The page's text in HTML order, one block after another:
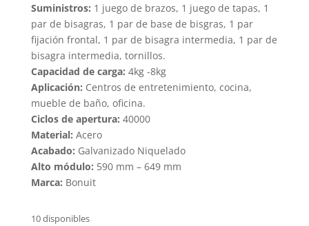
Suministros: 1 juego de brazos, 1 juego de tapas, 1
par de bisagras, 1 par de base de bisgras, 1 par
fijación frontal, 1 par de bisagra intermedia, 1 par de
bisagra intermedia, tornillos.
Capacidad de carga: 4kg -8kg
Aplicación: Centros de entretenimiento, cocina,
mueble de baño, oficina.
Ciclos de apertura: 40000
Material: Acero
Acabado: Galvanizado Niquelado
Alto módulo: 590 mm – 649 mm
Marca: Bonuit
10 disponibles